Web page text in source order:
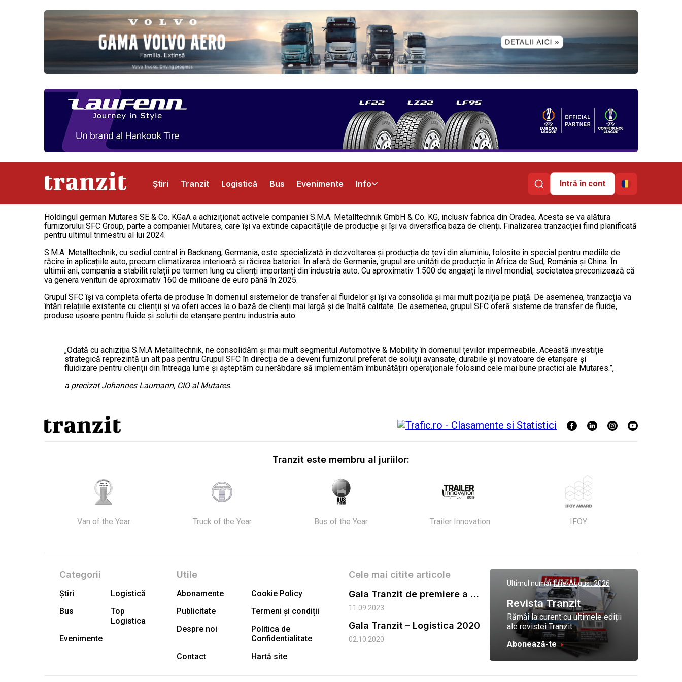
Știri Tranzit Logistică Bus Evenimente Info
Abonamente Publicitate Contact
Intră în cont
Holdingul german Mutares SE & Co. KGaA a achiziționat activele companiei S.M.A. Metalltechnik GmbH & Co. KG, inclusiv fabrica din Oradea. Acesta se va alătura
furnizorului SFC Group, parte a companiei Mutares, care își va extinde capacitățile de producție și își va diversifica baza de clienți. Finalizarea tranzacției fiind planificată
pentru ultimul trimestru al lui 2024.
S.M.A. Metalltechnik, cu sediul central în Backnang, Germania, este specializată în dezvoltarea și producția de țevi din aluminiu, folosite în special pentru mediile de
răcire în aplicațiile auto, precum climatizarea interioară și răcirea bateriei. În afară de Germania, grupul are unități de producție în Africa de Sud, România și China. În
ultimii ani, compania a stabilit relații pe termen lung cu clienți importanți din industria auto. Cu aproximativ 1.500 de angajați la nivel mondial, societatea preconizează că
va genera venituri de aproximativ 160 de milioane de euro până în 2025.
Grupul SFC își va completa oferta de produse în domeniul sistemelor de transfer al fluidelor și își va consolida și mai mult poziția pe piață. De asemenea, tranzacția va
întări relațiile existente cu clienții și va oferi acces la o bază de clienți mai largă și de înaltă calitate. De asemenea, grupul SFC oferă sisteme de transfer de fluide,
produse ușoare pentru fluide și soluții de etanșare pentru industria auto.
„Odată cu achiziția S.M.A Metalltechnik, ne consolidăm și mai mult segmentul Automotive & Mobility în domeniul țevilor impermeabile. Această investiție
strategică reprezintă un alt pas pentru Grupul SFC în direcția de a deveni furnizorul preferat de soluții avansate, durabile și inovatoare de etanșare și
fluidizare pentru clienții din întreaga lume și așteptăm cu nerăbdare să implementăm îmbunătățiri operaționale folosind cele mai bune practici ale Mutares.”,
a precizat Johannes Laumann, CIO al Mutares.
Tranzit este membru al juriilor:
Van of the Year Truck of the Year Bus of the Year Trailer Innovation IFOY
Categorii
Știri
Logistică
Bus
Top
Logistica
Evenimente
Utile
Abonamente
Cookie Policy
Publicitate
Termeni și condiții
Despre noi
Politica de
Confidentialitate
Contact
Hartă site
Cele mai citite articole
Gala Tranzit de premiere a celor mai eficienti operatori de transport marfa 2023
11.09.2023
Gala Tranzit – Logistica 2020
02.10.2020
Ultimul număr:Iulie-August 2026
Revista Tranzit
Rămâi la curent cu ultimele ediții
ale revistei Tranzit
Abonează-te